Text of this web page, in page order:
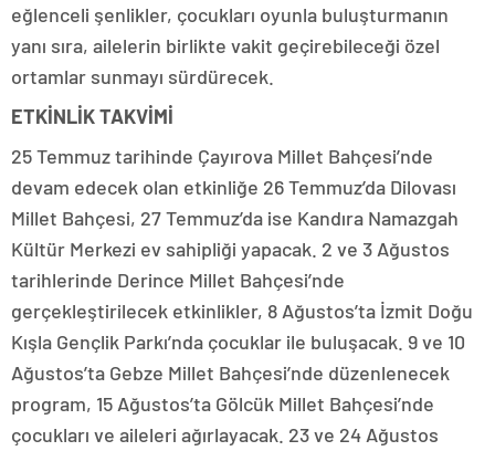
eğlenceli şenlikler, çocukları oyunla buluşturmanın
yanı sıra, ailelerin birlikte vakit geçirebileceği özel
ortamlar sunmayı sürdürecek.
ETKİNLİK TAKVİMİ
25 Temmuz tarihinde Çayırova Millet Bahçesi’nde
devam edecek olan etkinliğe 26 Temmuz’da Dilovası
Millet Bahçesi, 27 Temmuz’da ise Kandıra Namazgah
Kültür Merkezi ev sahipliği yapacak. 2 ve 3 Ağustos
tarihlerinde Derince Millet Bahçesi’nde
gerçekleştirilecek etkinlikler, 8 Ağustos’ta İzmit Doğu
Kışla Gençlik Parkı’nda çocuklar ile buluşacak. 9 ve 10
Ağustos’ta Gebze Millet Bahçesi’nde düzenlenecek
program, 15 Ağustos’ta Gölcük Millet Bahçesi’nde
çocukları ve aileleri ağırlayacak. 23 ve 24 Ağustos